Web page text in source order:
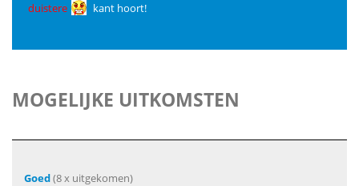
duistere
kant hoort!
MOGELIJKE UITKOMSTEN
Goed(8 x uitgekomen)